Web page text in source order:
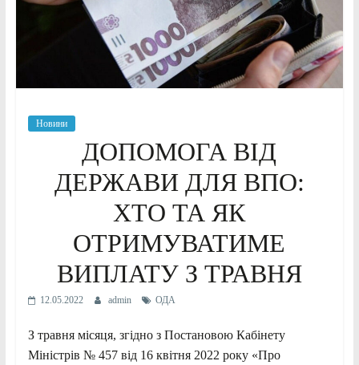
Новини
ДОПОМОГА ВІД
ДЕРЖАВИ ДЛЯ ВПО:
ХТО ТА ЯК
ОТРИМУВАТИМЕ
ВИПЛАТУ З ТРАВНЯ
12.05.2022 admin ОДА
З травня місяця, згідно з Постановою Кабінету
Міністрів № 457 від 16 квітня 2022 року «Про